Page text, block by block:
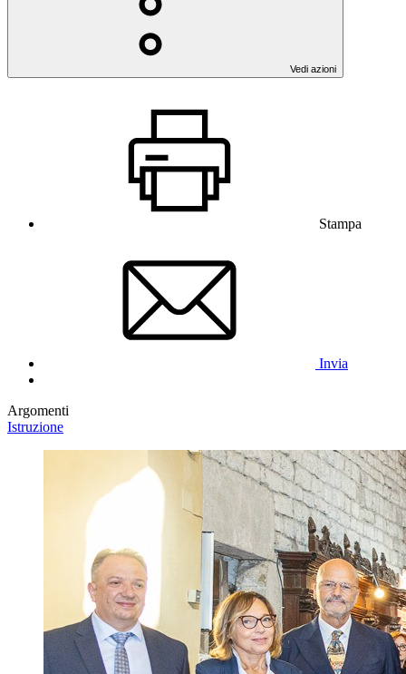
Vedi azioni
Stampa
Invia
Argomenti
Istruzione